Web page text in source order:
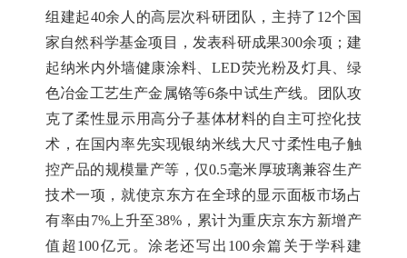
组建起40余人的高层次科研团队，主持了12个国
家自然科学基金项目，发表科研成果300余项；建
起纳米内外墙健康涂料、LED荧光粉及灯具、绿
色冶金工艺生产金属铬等6条中试生产线。团队攻
克了柔性显示用高分子基体材料的自主可控化技
术，在国内率先实现银纳米线大尺寸柔性电子触
控产品的规模量产等，仅0.5毫米厚玻璃兼容生产
技术一项，就使京东方在全球的显示面板市场占
有率由7%上升至38%，累计为重庆京东方新增产
值超100亿元。涂老还写出100余篇关于学科建